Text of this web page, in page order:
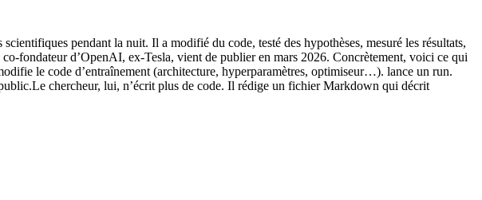
pendant la nuit. Il a modifié du code, testé des hypothèses, mesuré les résultats,
fondateur d’OpenAI, ex-Tesla, vient de publier en mars 2026. Concrètement, voici ce qui
le code d’entraînement (architecture, hyperparamètres, optimiseur…). lance un run.
chercheur, lui, n’écrit plus de code. Il rédige un fichier Markdown qui décrit